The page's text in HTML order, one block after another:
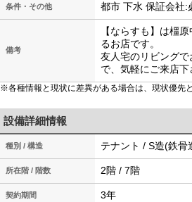
条件・その他 都市 下水 保証会社:
備考
【ならすも】は橿
るお店です。
友人宅のリビング
で、気軽にご来店下
※各種情報と現状に差異がある場合は、現状優先と
設備詳細情報
種別 / 構造 テナント / S造(鉄骨
所在階 / 階数 2階 / 7階
契約期間 3年